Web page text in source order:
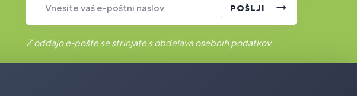
Vnesite vaš e-poštni naslov POŠLJI
Z oddajo e-pošte se strinjate sobdelava osebnih podatkov